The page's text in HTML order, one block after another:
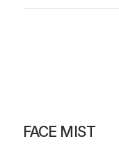
M
IFACE MIST